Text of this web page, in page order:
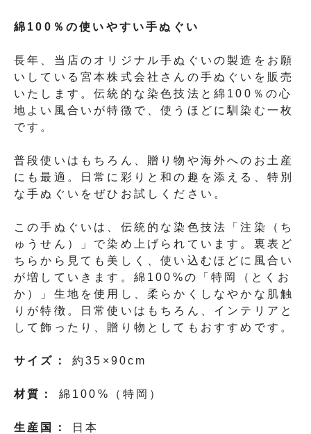
綿100％の使いやすい手ぬぐい
長年、当店のオリジナル手ぬぐいの製造をお願
いしている宮本株式会社さんの手ぬぐいを販売
いたします。伝統的な染色技法と綿100％の心
地よい風合いが特徴で、使うほどに馴染む一枚
です。
普段使いはもちろん、贈り物や海外へのお土産
にも最適。日常に彩りと和の趣を添える、特別
な手ぬぐいをぜひお試しください。
この手ぬぐいは、伝統的な染色技法「注染（ち
ゅうせん）」で染め上げられています。裏表ど
ちらから見ても美しく、使い込むほどに風合い
が増していきます。綿100%の「特岡（とくお
か）」生地を使用し、柔らかくしなやかな肌触
りが特徴。日常使いはもちろん、インテリアと
して飾ったり、贈り物としてもおすすめです。
サイズ： 約35×90cm
材質： 綿100%（特岡）
生産国： 日本